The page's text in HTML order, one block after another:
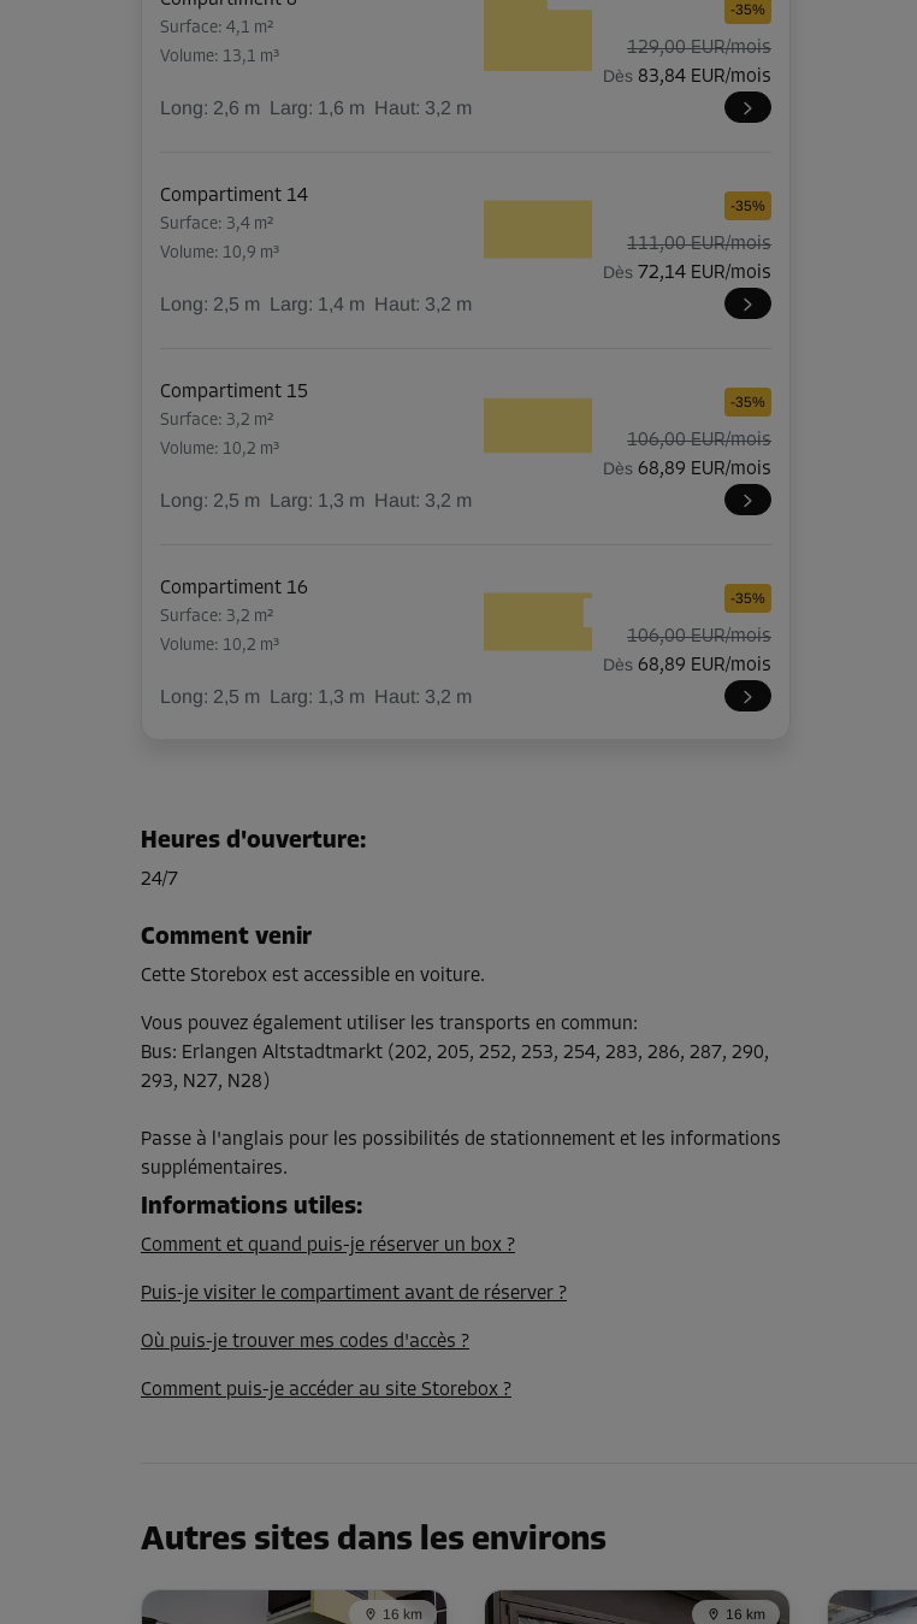
Surface: 4,1 m²
Volume: 13,1 m³
Long: 2,6 m Larg: 1,6 m Haut: 3,2 m
-35%
129,00 EUR/mois
Dès 83,84 EUR/mois
Compartiment 14
Surface: 3,4 m²
Volume: 10,9 m³
Long: 2,5 m Larg: 1,4 m Haut: 3,2 m
-35%
111,00 EUR/mois
Dès 72,14 EUR/mois
Compartiment 15
Surface: 3,2 m²
Volume: 10,2 m³
Long: 2,5 m Larg: 1,3 m Haut: 3,2 m
-35%
106,00 EUR/mois
Dès 68,89 EUR/mois
Compartiment 16
Surface: 3,2 m²
Volume: 10,2 m³
Long: 2,5 m Larg: 1,3 m Haut: 3,2 m
-35%
106,00 EUR/mois
Dès 68,89 EUR/mois
Volume: 10,6 m³
Long:
Compartiment 18
Surface: 3,3 m²
Volume: 10,6 m³
Long:2,5m
109,00 EUR/mois
Dès 70,84 EUR/mois
Compartiment 19
Surface: 3,1 m²
Volume: 9,9 m³
Long:2,5m Larg:1,2m Haut:3,2m
Surface: 3,7 m²
106,00 EUR/mois
Heures d'ouverture:
24/7
Comment venir
Cette Storebox est accessible en voiture.
Vous pouvez également utiliser les transports en commun:
Bus: Erlangen Altstadtmarkt (202, 205, 252, 253, 254, 283, 286, 287, 290,
293, N27, N28)
Passe à l'anglais pour les possibilités de stationnement et les informations
supplémentaires.
Informations utiles:
Comment et quand puis-je réserver un box ?
Puis-je visiter le compartiment avant de réserver ?
Où puis-je trouver mes codes d'accès ?
Comment puis-je accéder au site Storebox ?
Autres sites dans les environs
16 km 16 km